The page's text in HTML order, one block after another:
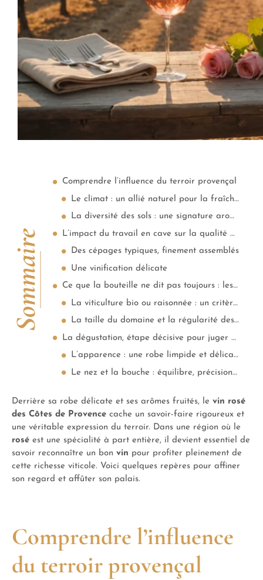
Sommaire
Comprendre l’influence du terroir provençal
Le climat : un allié naturel pour la fraîcheur
La diversité des sols : une signature aromatique
L’impact du travail en cave sur la qualité du rosé
Des cépages typiques, finement assemblés
Une vinification délicate
Ce que la bouteille ne dit pas toujours : les engagements du vigneron
La viticulture bio ou raisonnée : un critère à considérer
La taille du domaine et la régularité des millésimes
La dégustation, étape décisive pour juger un bon rosé
L’apparence : une robe limpide et délicate
Le nez et la bouche : équilibre, précision et fraîcheur
Derrière sa robe délicate et ses arômes fruités, le vin rosé
des Côtes de Provence cache un savoir-faire rigoureux et
une véritable expression du terroir. Dans une région où le
rosé est une spécialité à part entière, il devient essentiel de
savoir reconnaître un bon vin pour profiter pleinement de
cette richesse viticole. Voici quelques repères pour affiner
son regard et affûter son palais.
Comprendre l’influence
du terroir provençal